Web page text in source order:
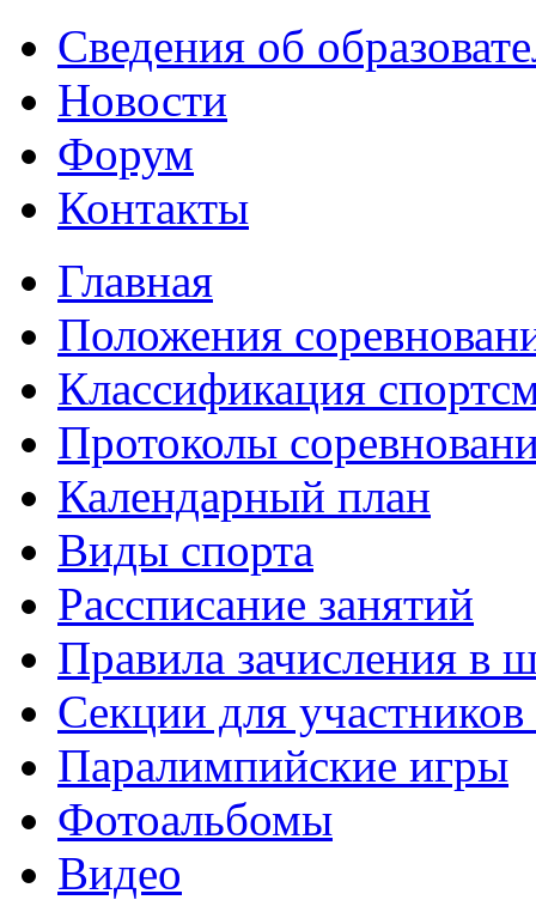
Сведения об
Новости
Форум
Контакты
Главная
Положения
Классификация
Протоколы
Календарный план
Виды спорта
Рассписание занятий
Правила зачисления в
Секции для
Паралимпийские игры
Фотоальбомы
Видео